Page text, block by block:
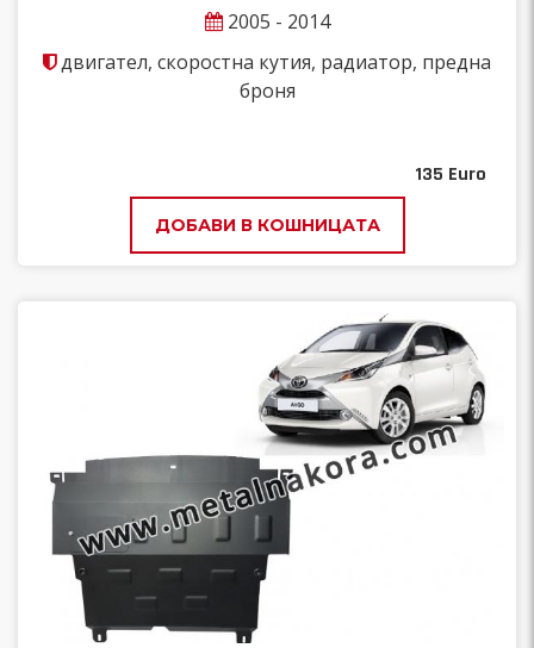
2005 - 2014
двигател, скоростна кутия, радиатор, предна
броня
135 Euro
ДОБАВИ В КОШНИЦАТА